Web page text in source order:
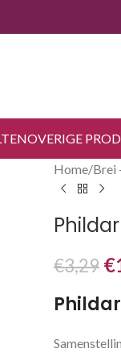
OVERIGE
Home Brei
€3,29 €